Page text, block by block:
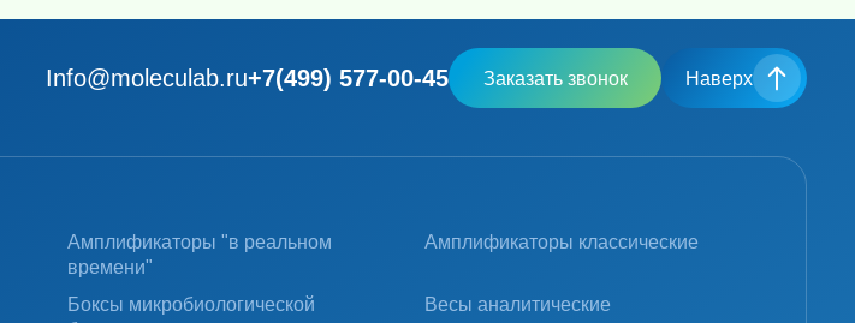
Info@moleculab.ru+7(499) 577-00-45 Заказать звонок Наверх
Амплификаторы "в реальном
времени"
Амплификаторы классические
Боксы микробиологической
Весы аналитические